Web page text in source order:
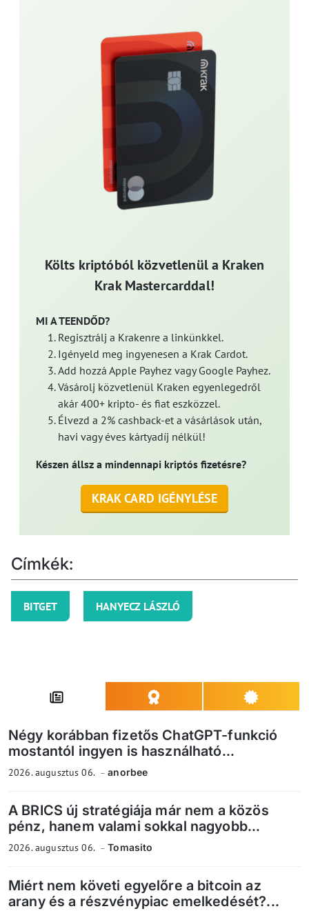
Költs kriptóból közvetlenül a Kraken
Krak Mastercarddal!
MI A TEENDŐD?
Regisztrálj a Krakenre a linkünkkel.
Igényeld meg ingyenesen a Krak Cardot.
Add hozzá Apple Payhez vagy Google Payhez.
Vásárolj közvetlenül Kraken egyenlegedről
akár 400+ kripto- és fiat eszközzel.
Élvezd a 2% cashback-et a vásárlások után,
havi vagy éves kártyadíj nélkül!
Készen állsz a mindennapi kriptós fizetésre?
KRAK CARD IGÉNYLÉSE
Címkék:
BITGET HANYECZ LÁSZLÓ
Négy korábban fizetős ChatGPT-funkció
mostantól ingyen is használható...
2026. augusztus 06. anorbee
A BRICS új stratégiája már nem a közös
pénz, hanem valami sokkal nagyobb...
2026. augusztus 06. Tomasito
Miért nem követi egyelőre a bitcoin az
arany és a részvénypiac emelkedését?...